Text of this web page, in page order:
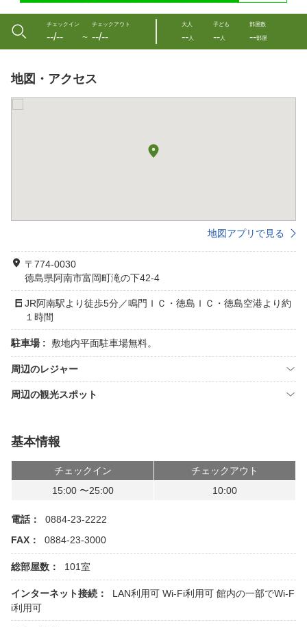
チェックイン
--/-- 〜
チェックアウト
--/--
大人
--人
子ども
--人
部屋数
--部屋
地図・アクセス
地図アプリで見る
〒774-0030
徳島県阿南市富岡町滝の下42-4
JR阿南駅より徒歩5分／鳴門ＩＣ・徳島ＩＣ・徳島空港より約
１時間
駐車場 : 敷地内平面駐車場無料。
周辺のレジャー
周辺の観光スポット
基本情報
チェックイン
チェックアウト
15:00 〜25:00
10:00
電話：
0884-23-2222
FAX：
0884-23-3000
総部屋数： 101室
インターネット接続： LAN利用可 Wi-Fi利用可 館内の一部でWi-F
i利用可